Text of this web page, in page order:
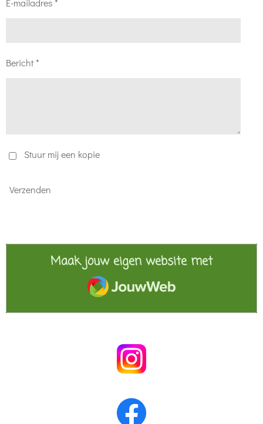
E-mailadres *
Bericht *
Stuur mij een kopie
Verzenden
Maak jouw eigen website met
JouwWeb